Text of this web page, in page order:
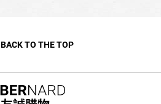
BACK TO THE TOP